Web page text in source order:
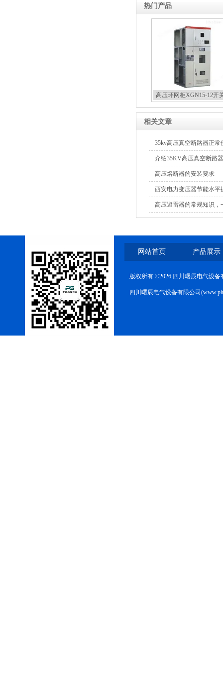
热门产品
高压环网柜XGN15-12开
相关文章
35kv高压真空断路器正常
介绍35KV高压真空断路
高压熔断器的安装要求
西安电力变压器节能水平
高压避雷器的常规知识，
网站首页 产品展示
版权所有 ©2026 四川曙辰电气设
四川曙辰电气设备有限公司